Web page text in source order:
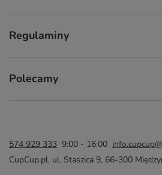
Regulaminy
Polecamy
574 929 333 9:00 - 16:00
CupCup.pl, ul. Staszica 9, 66-300